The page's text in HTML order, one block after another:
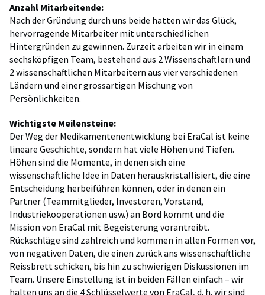
Anzahl Mitarbeitende:
Nach der Gründung durch uns beide hatten wir das Glück,
hervorragende Mitarbeiter mit unterschiedlichen
Hintergründen zu gewinnen. Zurzeit arbeiten wir in einem
sechsköpfigen Team, bestehend aus 2 Wissenschaftlern und
2 wissenschaftlichen Mitarbeitern aus vier verschiedenen
Ländern und einer grossartigen Mischung von
Persönlichkeiten.
Wichtigste Meilensteine:
Der Weg der Medikamentenentwicklung bei EraCal ist keine
lineare Geschichte, sondern hat viele Höhen und Tiefen.
Höhen sind die Momente, in denen sich eine
wissenschaftliche Idee in Daten herauskristallisiert, die eine
Entscheidung herbeiführen können, oder in denen ein
Partner (Teammitglieder, Investoren, Vorstand,
Industriekooperationen usw.) an Bord kommt und die
Mission von EraCal mit Begeisterung vorantreibt.
Rückschläge sind zahlreich und kommen in allen Formen vor,
von negativen Daten, die einen zurück ans wissenschaftliche
Reissbrett schicken, bis hin zu schwierigen Diskussionen im
Team. Unsere Einstellung ist in beiden Fällen einfach – wir
halten uns an die 4 Schlüsselwerte von EraCal, d. h. wir sind